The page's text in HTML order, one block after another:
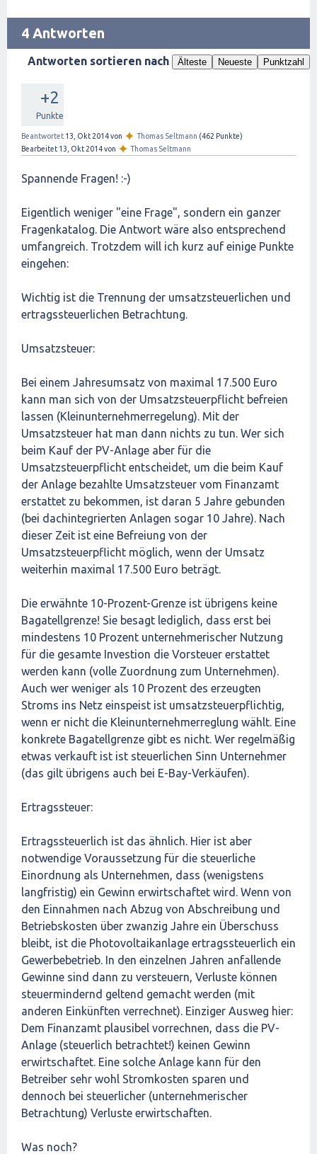
4 Antworten
Antworten sortieren nach Älteste Neueste Punktzahl
+2
Punkte
Beantwortet 13, Okt 2014von ✦ Thomas Seltmann (462 Punkte)
Bearbeitet 13, Okt 2014von ✦ Thomas Seltmann
Spannende Fragen! :-)
Eigentlich weniger "eine Frage", sondern ein ganzer
Fragenkatalog. Die Antwort wäre also entsprechend
umfangreich. Trotzdem will ich kurz auf einige Punkte
eingehen:
Wichtig ist die Trennung der umsatzsteuerlichen und
ertragssteuerlichen Betrachtung.
Umsatzsteuer:
Bei einem Jahresumsatz von maximal 17.500 Euro
kann man sich von der Umsatzsteuerpflicht befreien
lassen (Kleinunternehmerregelung). Mit der
Umsatzsteuer hat man dann nichts zu tun. Wer sich
beim Kauf der PV-Anlage aber für die
Umsatzsteuerpflicht entscheidet, um die beim Kauf
der Anlage bezahlte Umsatzsteuer vom Finanzamt
erstattet zu bekommen, ist daran 5 Jahre gebunden
(bei dachintegrierten Anlagen sogar 10 Jahre). Nach
dieser Zeit ist eine Befreiung von der
Umsatzsteuerpflicht möglich, wenn der Umsatz
weiterhin maximal 17.500 Euro beträgt.
Die erwähnte 10-Prozent-Grenze ist übrigens keine
Bagatellgrenze! Sie besagt lediglich, dass erst bei
mindestens 10 Prozent unternehmerischer Nutzung
für die gesamte Investion die Vorsteuer erstattet
werden kann (volle Zuordnung zum Unternehmen).
Auch wer weniger als 10 Prozent des erzeugten
Stroms ins Netz einspeist ist umsatzsteuerpflichtig,
wenn er nicht die Kleinunternehmerreglung wählt. Eine
konkrete Bagatellgrenze gibt es nicht. Wer regelmäßig
etwas verkauft ist ist steuerlichen Sinn Unternehmer
(das gilt übrigens auch bei E-Bay-Verkäufen).
Ertragssteuer:
Ertragssteuerlich ist das ähnlich. Hier ist aber
notwendige Voraussetzung für die steuerliche
Einordnung als Unternehmen, dass (wenigstens
langfristig) ein Gewinn erwirtschaftet wird. Wenn von
den Einnahmen nach Abzug von Abschreibung und
Betriebskosten über zwanzig Jahre ein Überschuss
bleibt, ist die Photovoltaikanlage ertragssteuerlich ein
Gewerbebetrieb. In den einzelnen Jahren anfallende
Gewinne sind dann zu versteuern, Verluste können
steuermindernd geltend gemacht werden (mit
anderen Einkünften verrechnet). Einziger Ausweg hier:
Dem Finanzamt plausibel vorrechnen, dass die PV-
Anlage (steuerlich betrachtet!) keinen Gewinn
erwirtschaftet. Eine solche Anlage kann für den
Betreiber sehr wohl Stromkosten sparen und
dennoch bei steuerlicher (unternehmerischer
Betrachtung) Verluste erwirtschaften.
Was noch?